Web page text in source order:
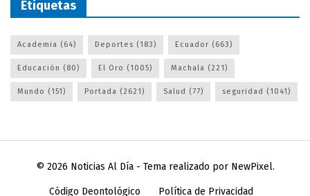
Etiquetas
Academia (64) Deportes (183) Ecuador (663)
Educación (80) El Oro (1005) Machala (221)
Mundo (151) Portada (2621) Salud (77) seguridad (1041)
© 2026 Noticias Al Día- Tema realizado por NewPixel.
Código Deontológico Política de Privacidad